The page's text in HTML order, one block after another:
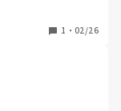
？
1 ・ 02/26